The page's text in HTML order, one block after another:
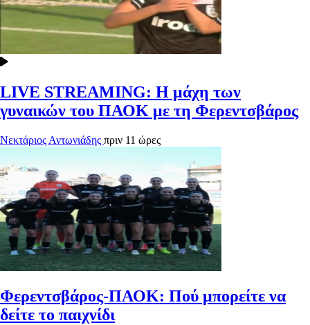
LIVE STREAMING: Η μάχη των
γυναικών του ΠΑΟΚ με τη Φερεντσβάρος
Νεκτάριος Αντωνιάδης πριν 11 ώρες
Φερεντσβάρος-ΠΑΟΚ: Πού μπορείτε να
δείτε το παιχνίδι